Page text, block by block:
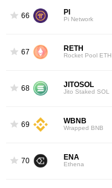
66 PI
Pi Network
67 RETH
Rocket Pool ETH
68 JITOSOL
Jito Staked SOL
69 WBNB
Wrapped BNB
70 ENA
Ethena